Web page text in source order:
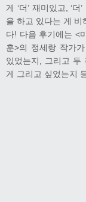
게 ‘더’ 재미있고, ‘
을 하고 있다는 게 비
다! 다음 후기에는 <
훈>의 정세랑 작가
있었는지, 그리고 두
게 그리고 싶었는지